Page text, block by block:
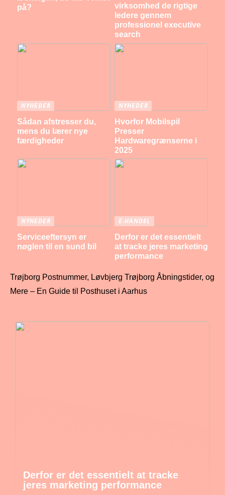
på?
virksomhed de rigtige
ledere gennem
professionel executive
search
NYHEDER
Sådan afstresser du,
mens du lærer nye
færdigheder
NYHEDER
Hvorfor Mobilspil
Presser
Hardwaregrænserne i
2025
NYHEDER
Serviceeftersyn er
nøglen til en sund bil
E-HANDEL
Derfor er det essentielt
at tracke jeres marketing
performance
Trøjborg Postnummer, Løvbjerg Trøjborg Åbningstider, og
Mere – En Guide til Posthuset i Aarhus
Derfor er det essentielt at tracke
jeres marketing performance